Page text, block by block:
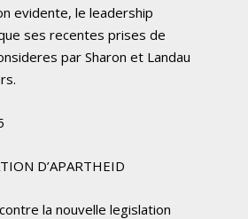
evidente, le leadership
ses recentes prises de
par Sharon et Landau
D’APARTHEID
la nouvelle legislation